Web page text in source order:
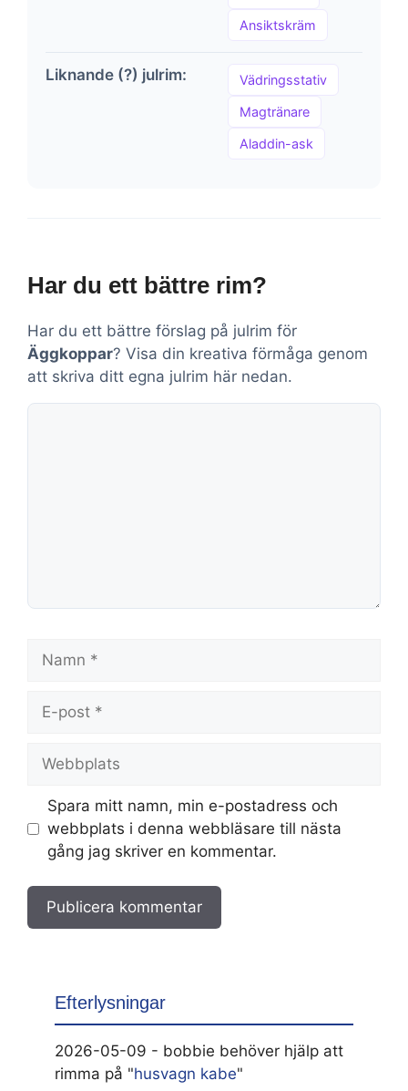
Ansiktskräm
Liknande (?) julrim: Vädringsstativ
Magtränare
Aladdin-ask
Har du ett bättre rim?
Har du ett bättre förslag på julrim för
Äggkoppar? Visa din kreativa förmåga genom
att skriva ditt egna julrim här nedan.
Kommentar
post
Spara mitt namn, min e-postadress och
webbplats i denna webbläsare till nästa
gång jag skriver en kommentar.
Efterlysningar
2026-05-09 - bobbie behöver hjälp att
rimma på "husvagn kabe"